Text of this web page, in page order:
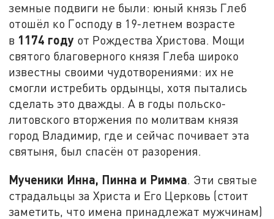
земные подвиги не были: юный князь Глеб
отошёл ко Господу в 19-летнем возрасте
в 1174 году от Рождества Христова. Мощи
святого благоверного князя Глеба широко
известны своими чудотворениями: их не
смогли истребить ордынцы, хотя пытались
сделать это дважды. А в годы польско-
литовского вторжения по молитвам князя
город Владимир, где и сейчас почивает эта
святыня, был спасён от разорения.
Мученики Инна, Пинна и Римма. Эти святые
страдальцы за Христа и Его Церковь (стоит
заметить, что имена принадлежат мужчинам)